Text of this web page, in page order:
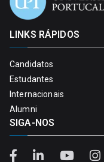
LINKS RÁPIDOS
Candidatos
Estudantes
Internacionais
Alumni
SIGA-NOS